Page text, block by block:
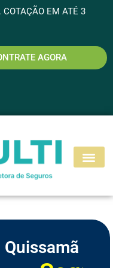
COTAÇÃO EM ATÉ 3
AGORA
TO